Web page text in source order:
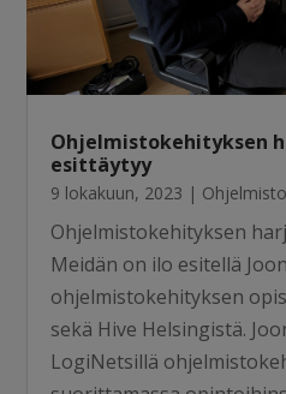
Ohjelmistokehityksen
esittäytyy
9 lokakuun, 2023 |
Ohjelmistokehityksen
Meidän on ilo esitellä
ohjelmistokehityksen
sekä Hive Helsingistä.
LogiNetsillä